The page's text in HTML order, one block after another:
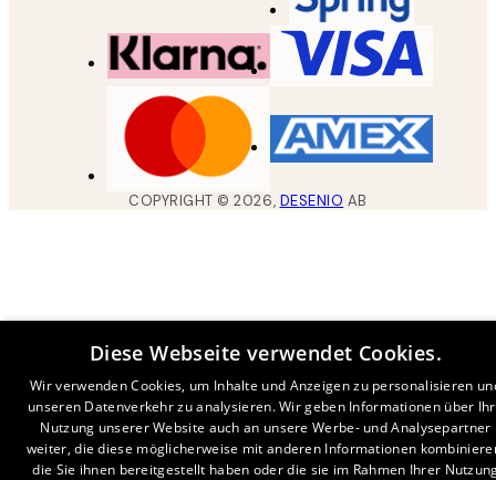
COPYRIGHT ©2026, DESENIO AB
Diese Webseite verwendet Cookies.
Wir verwenden Cookies, um Inhalte und Anzeigen zu personalisieren
unseren Datenverkehr zu analysieren. Wir geben Informationen über
Nutzung unserer Website auch an unsere Werbe- und Analysepartner
weiter, die diese möglicherweise mit anderen Informationen
die Sie ihnen bereitgestellt haben oder die sie im Rahmen Ihrer